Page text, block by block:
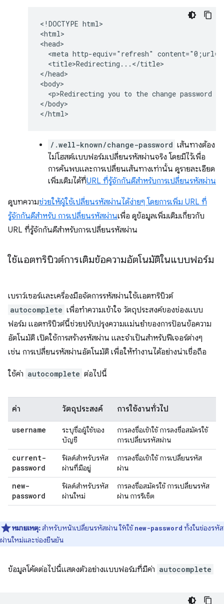
<!DOCTYPE html>
<html>
<head>
<meta http-equiv="refresh"
  <title>Redirecting...</title>
</head>
<body>
<p>Redirecting you to the change password
</body>
/.well-known/change-password เส้นทางต้อง
ไม่โฮสต์แบบฟอร์มเปลี่ยนรหัสผ่านจริง โดยมีไว้เพื่อ
การค้นพบและการเปลี่ยนเส้นทางเท่านั้น ดูรายละเอียด
เพิ่มเติมได้ที่URL ที่รู้จักกันดีสำหรับการเปลี่ยนรหัสผ่าน
ดูบทความช่วยให้ผู้ใช้เปลี่ยนรหัสผ่านได้ง่ายๆ โดยการเพิ่ม URL ที่
รู้จักกันดีสำหรับ การเปลี่ยนรหัสผ่านเพื่อ ดูข้อมูลเพิ่มเติมเกี่ยวกับ
URL ที่รู้จักกันดีสำหรับการเปลี่ยนรหัสผ่าน
ใช้แอตทริบิวต์การเติมข้อความอัตโนมัติในแบบฟอร์ม
เบราว์เซอร์และเครื่องมือจัดการรหัสผ่านใช้แอตทริบิวต์
autocomplete เพื่อทำความเข้าใจ วัตถุประสงค์ของช่องแบบ
ฟอร์ม แอตทริบิวต์นี้ช่วยปรับปรุงความแม่นยำของการป้อนข้อความ
อัตโนมัติ เปิดใช้การสร้างรหัสผ่าน และจำเป็นสำหรับฟีเจอร์ต่างๆ
เช่น การเปลี่ยนรหัสผ่านอัตโนมัติ เพื่อให้ทำงานได้อย่างน่าเชื่อถือ
ใช้ค่า autocomplete ต่อไปนี้
ค่า วัตถุประสงค์ การใช้งานทั่วไป
username
ระบุชื่อผู้ใช้ของ
บัญชี
การลงชื่อเข้าใช้ การลงชื่อสมัครใช้
การเปลี่ยนรหัสผ่าน
current-
password
ฟิลด์สำหรับรหัส
ผ่านที่มีอยู่
การลงชื่อเข้าใช้ การเปลี่ยนรหัส
ผ่าน
new-
password
ฟิลด์สำหรับรหัส
ผ่านใหม่
การลงชื่อสมัครใช้ การเปลี่ยนรหัส
ผ่าน การรีเซ็ต
หมายเหตุ:สำหรับหน้าเปลี่ยนรหัสผ่าน ให้ใช้new-password ทั้งในช่องรหัส
ผ่านใหม่และช่องยืนยัน
ข้อมูลโค้ดต่อไปนี้แสดงตัวอย่างแบบฟอร์มที่มีค่า autocomplete